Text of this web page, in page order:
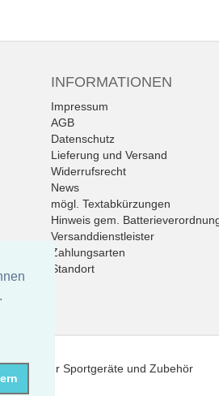
INFORMATIONEN
Impressum
AGB
Datenschutz
Lieferung und Versand
Widerrufsrecht
News
mögl. Textabkürzungen
Hinweis gem.
Versanddienstleister
Zahlungsarten
Standort
für Sportgeräte und Zubehör